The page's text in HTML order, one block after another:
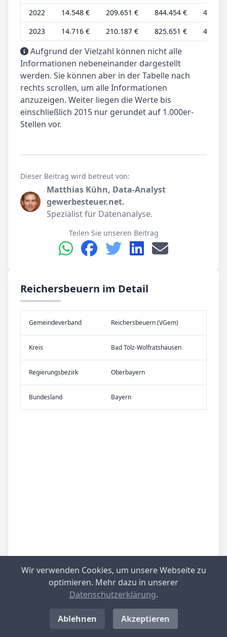
2022
14.548 € 209.651 € 844.454 €
4.849 €
2023
14.716 € 210.187 € 825.651 € 4.905 €
Aufgrund der Vielzahl können nicht alle
Informationen nebeneinander dargestellt
werden. Sie können aber in der Tabelle nach
rechts scrollen, um alle Informationen
anzuzeigen. Weiter liegen die Werte bis
einschließlich 2015 nur gerundet auf 1.000er-
Stellen vor.
Dieser Beitrag wird betreut von:
Matthias Kühn, Data-Analyst
gewerbesteuer.net.
Spezialist für Datenanalyse.
Teilen Sie unseren Beitrag
Reichersbeuern im Detail
Gemeinde­verband Reichersbeuern (VGem)
Kreis Bad Tölz-Wolfratshausen
Re­gier­ungs­bezirk Oberbayern
Bundes­land Bayern
mittlere Besiedlungsdichte
Be­lieb­te Rei­se­zie­le Tölzer Land
Wir verwenden Cookies, um unsere Webseite zu
optimieren. Mehr dazu in unserer
Datenschutzerklärung.
Ablehnen Akzeptieren